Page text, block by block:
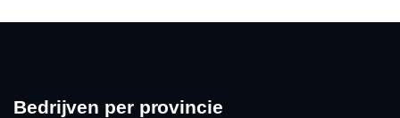
Bedrijven per provincie